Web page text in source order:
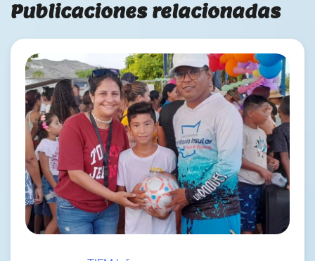
Publicaciones relacionadas